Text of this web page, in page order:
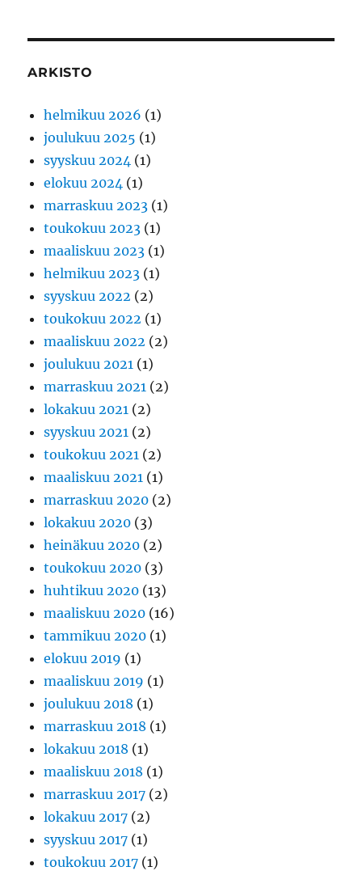
ARKISTO
helmikuu 2026 (1)
joulukuu 2025 (1)
syyskuu 2024 (1)
elokuu 2024 (1)
marraskuu 2023 (1)
toukokuu 2023 (1)
maaliskuu 2023 (1)
helmikuu 2023 (1)
syyskuu 2022 (2)
toukokuu 2022 (1)
maaliskuu 2022 (2)
joulukuu 2021 (1)
marraskuu 2021 (2)
lokakuu 2021 (2)
syyskuu 2021 (2)
toukokuu 2021 (2)
maaliskuu 2021 (1)
marraskuu 2020 (2)
lokakuu 2020 (3)
heinäkuu 2020 (2)
toukokuu 2020 (3)
huhtikuu 2020 (13)
maaliskuu 2020 (16)
tammikuu 2020 (1)
elokuu 2019 (1)
maaliskuu 2019 (1)
joulukuu 2018 (1)
marraskuu 2018 (1)
lokakuu 2018 (1)
maaliskuu 2018 (1)
marraskuu 2017 (2)
lokakuu 2017 (2)
syyskuu 2017 (1)
toukokuu 2017 (1)